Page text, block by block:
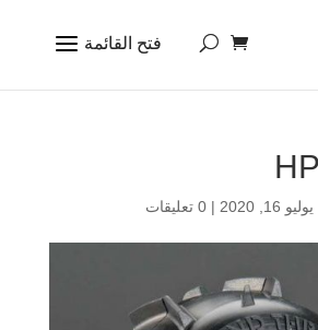
يوليو 16, 2020 | 0 تعليقات